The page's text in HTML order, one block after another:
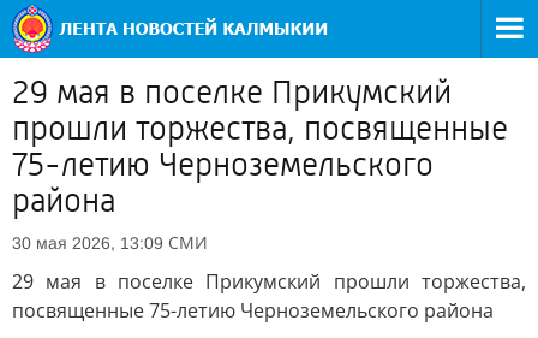
29 мая в поселке Прикумский
прошли торжества, посвященные
75-летию Черноземельского
района
30 мая 2026, 13:09 СМИ
29 мая в поселке Прикумский прошли торжества,
посвященные 75-летию Черноземельского района